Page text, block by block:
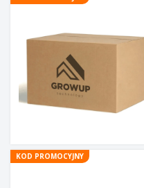
KOD PROMOCYJNY